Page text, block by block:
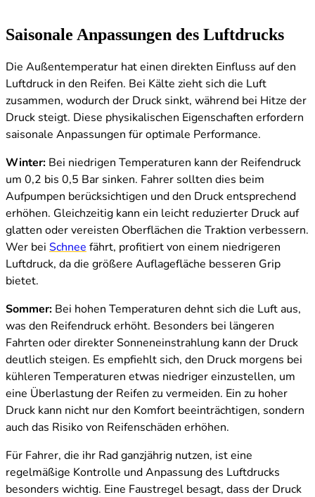
Saisonale Anpassungen des Luftdrucks
Die Außentemperatur hat einen direkten Einfluss auf den
Luftdruck in den Reifen. Bei Kälte zieht sich die Luft
zusammen, wodurch der Druck sinkt, während bei Hitze der
Druck steigt. Diese physikalischen Eigenschaften erfordern
saisonale Anpassungen für optimale Performance.
Winter: Bei niedrigen Temperaturen kann der Reifendruck
um 0,2 bis 0,5 Bar sinken. Fahrer sollten dies beim
Aufpumpen berücksichtigen und den Druck entsprechend
erhöhen. Gleichzeitig kann ein leicht reduzierter Druck auf
glatten oder vereisten Oberflächen die Traktion verbessern.
Wer bei Schnee fährt, profitiert von einem niedrigeren
Luftdruck, da die größere Auflagefläche besseren Grip
bietet.
Sommer: Bei hohen Temperaturen dehnt sich die Luft aus,
was den Reifendruck erhöht. Besonders bei längeren
Fahrten oder direkter Sonneneinstrahlung kann der Druck
deutlich steigen. Es empfiehlt sich, den Druck morgens bei
kühleren Temperaturen etwas niedriger einzustellen, um
eine Überlastung der Reifen zu vermeiden. Ein zu hoher
Druck kann nicht nur den Komfort beeinträchtigen, sondern
auch das Risiko von Reifenschäden erhöhen.
Für Fahrer, die ihr Rad ganzjährig nutzen, ist eine
regelmäßige Kontrolle und Anpassung des Luftdrucks
besonders wichtig. Eine Faustregel besagt, dass der Druck